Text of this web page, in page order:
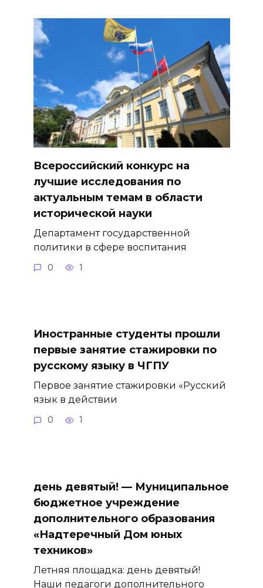
Всероссийский конкурс на
лучшие исследования по
актуальным темам в области
исторической науки
Департамент государственной
политики в сфере воспитания
0 1
Иностранные студенты прошли
первые занятие стажировки по
русскому языку в ЧГПУ
Первое занятие стажировки «Русский
язык в действии
0 1
день девятый! — Муниципальное
бюджетное учреждение
дополнительного образования
«Надтеречный Дом юных
техников»
Летняя площадка: день девятый!
Наши педагоги дополнительного